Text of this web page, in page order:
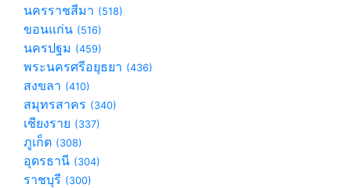
นครราชสีมา (518)
ขอนแก่น (516)
นครปฐม (459)
พระนครศรีอยุธยา (436)
สงขลา (410)
สมุทรสาคร (340)
เชียงราย (337)
ภูเก็ต (308)
อุดรธานี (304)
ราชบุรี (300)